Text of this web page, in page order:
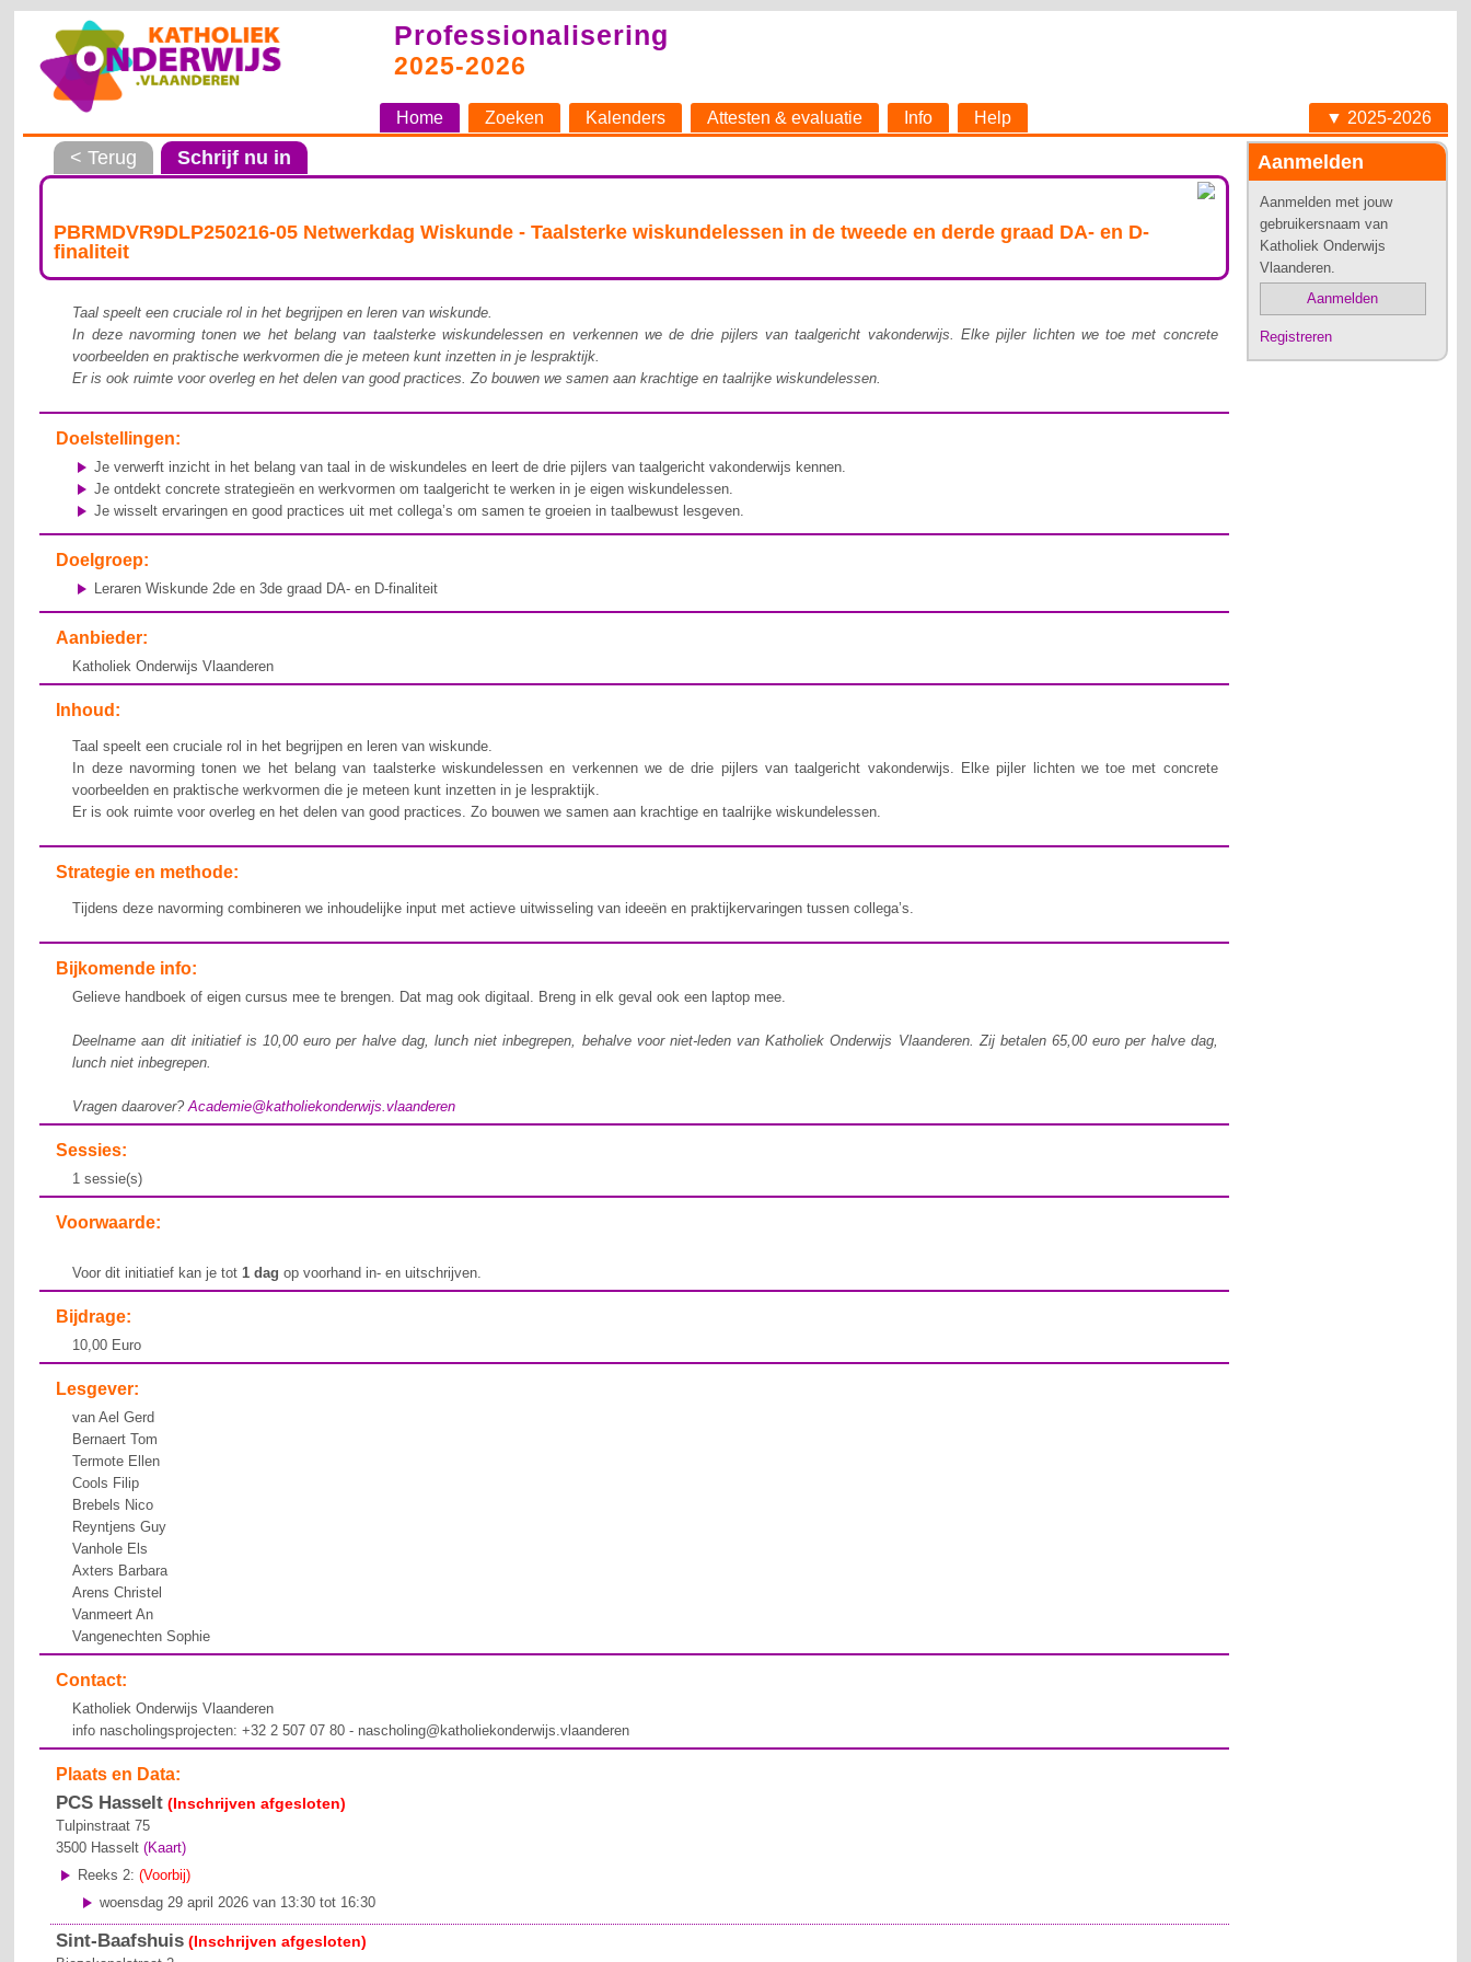
Professionalisering
2025-2026
Home Zoeken Kalenders Attesten & evaluatie Info Help ▼ 2025-2026
Aanmelden
Aanmelden met jouw
gebruikersnaam van
Katholiek Onderwijs
Vlaanderen.
Aanmelden
Registreren
< Terug Schrijf nu in
PBRMDVR9DLP250216-05 Netwerkdag Wiskunde - Taalsterke wiskundelessen in de tweede en derde graad DA- en D-
finaliteit
Taal speelt een cruciale rol in het begrijpen en leren van wiskunde.
In deze navorming tonen we het belang van taalsterke wiskundelessen en verkennen we de drie pijlers van taalgericht vakonderwijs. Elke pijler lichten we toe met concrete
voorbeelden en praktische werkvormen die je meteen kunt inzetten in je lespraktijk.
Er is ook ruimte voor overleg en het delen van good practices. Zo bouwen we samen aan krachtige en taalrijke wiskundelessen.
Doelstellingen:
Je verwerft inzicht in het belang van taal in de wiskundeles en leert de drie pijlers van taalgericht vakonderwijs kennen.
Je ontdekt concrete strategieën en werkvormen om taalgericht te werken in je eigen wiskundelessen.
Je wisselt ervaringen en good practices uit met collega’s om samen te groeien in taalbewust lesgeven.
Doelgroep:
Leraren Wiskunde 2de en 3de graad DA- en D-finaliteit
Aanbieder:
Katholiek Onderwijs Vlaanderen
Inhoud:
Taal speelt een cruciale rol in het begrijpen en leren van wiskunde.
In deze navorming tonen we het belang van taalsterke wiskundelessen en verkennen we de drie pijlers van taalgericht vakonderwijs. Elke pijler lichten we toe met concrete
voorbeelden en praktische werkvormen die je meteen kunt inzetten in je lespraktijk.
Er is ook ruimte voor overleg en het delen van good practices. Zo bouwen we samen aan krachtige en taalrijke wiskundelessen.
Strategie en methode:
Tijdens deze navorming combineren we inhoudelijke input met actieve uitwisseling van ideeën en praktijkervaringen tussen collega’s.
Bijkomende info:
Gelieve handboek of eigen cursus mee te brengen. Dat mag ook digitaal. Breng in elk geval ook een laptop mee.
Deelname aan dit initiatief is 10,00 euro per halve dag, lunch niet inbegrepen, behalve voor niet-leden van Katholiek Onderwijs Vlaanderen. Zij betalen 65,00 euro per halve dag,
lunch niet inbegrepen.
Vragen daarover?Academie@katholiekonderwijs.vlaanderen
Sessies:
1 sessie(s)
Voorwaarde:
Voor dit initiatief kan je tot1 dag op voorhand in- en uitschrijven.
Bijdrage:
10,00 Euro
Lesgever:
van Ael Gerd
Bernaert Tom
Termote Ellen
Cools Filip
Brebels Nico
Reyntjens Guy
Vanhole Els
Axters Barbara
Arens Christel
Vanmeert An
Vangenechten Sophie
Contact:
Katholiek Onderwijs Vlaanderen
info nascholingsprojecten: +32 2 507 07 80 - nascholing@katholiekonderwijs.vlaanderen
Plaats en Data:
PCS Hasselt (Inschrijven afgesloten)
Tulpinstraat 75
3500 Hasselt (Kaart)
Reeks 2:(Voorbij)
woensdag 29 april 2026 van 13:30 tot 16:30
Sint-Baafshuis (Inschrijven afgesloten)